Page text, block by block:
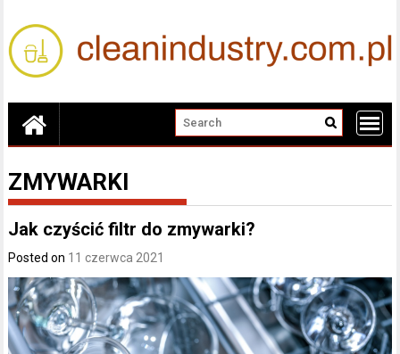
content
ZMYWARKI
Jak czyścić filtr do zmywarki?
Posted on 11 czerwca 2021